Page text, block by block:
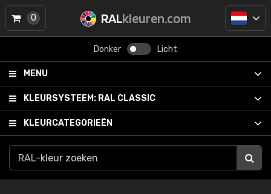
RALkleuren.com
Donker Licht
MENU
KLEURSYSTEEM: RAL CLASSIC
KLEURCATEGORIEËN
0